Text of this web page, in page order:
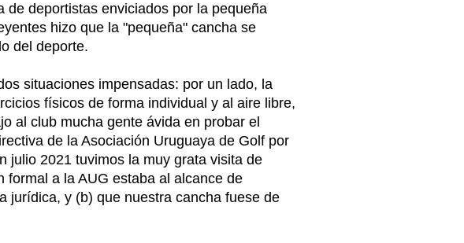
deportistas enviciados por la pequeña
hizo que la "pequeña" cancha se
del deporte.
situaciones impensadas: por un lado, la
físicos de forma individual y al aire libre,
al club mucha gente ávida en probar el
de la Asociación Uruguaya de Golf por
julio 2021 tuvimos la muy grata visita de
a la AUG estaba al alcance de
jurídica, y (b) que nuestra cancha fuese de